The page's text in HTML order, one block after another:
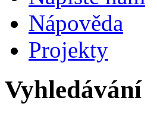
Nápověda
Projekty
Vyhledávání